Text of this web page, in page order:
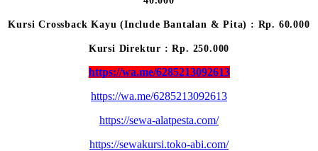
Kursi Crossback Kayu (Include Bantalan & Pita) : Rp. 60.000
Kursi Direktur : Rp. 250.000
https://wa.me/6285213092613
https://wa.me/6285213092613
https://sewa-alatpesta.com/
https://sewakursi.toko-abi.com/